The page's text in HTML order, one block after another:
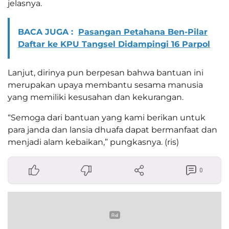
jelasnya.
BACA JUGA : Pasangan Petahana Ben-Pilar
Daftar ke KPU Tangsel Didampingi 16 Parpol
Lanjut, dirinya pun berpesan bahwa bantuan ini
merupakan upaya membantu sesama manusia
yang memiliki kesusahan dan kekurangan.
“Semoga dari bantuan yang kami berikan untuk
para janda dan lansia dhuafa dapat bermanfaat dan
menjadi alam kebaikan,” pungkasnya. (ris)
0